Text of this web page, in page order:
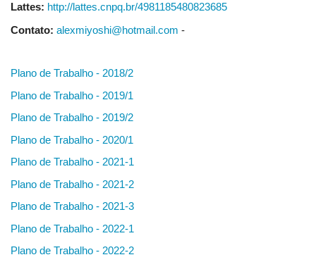
Lattes: http://lattes.cnpq.br/4981185480823685
Contato: alexmiyoshi@hotmail.com -
Plano de Trabalho - 2018/2
Plano de Trabalho - 2019/1
Plano de Trabalho - 2019/2
Plano de Trabalho - 2020/1
Plano de Trabalho - 2021-1
Plano de Trabalho - 2021-2
Plano de Trabalho - 2021-3
Plano de Trabalho - 2022-1
Plano de Trabalho - 2022-2